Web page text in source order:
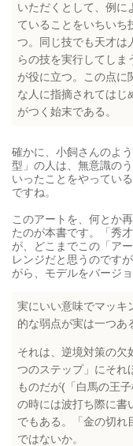
いただくとして、例に
ていることをいちいち
つ。同じ技でも天才は
らの技を実行してしま
が役に立つ。この点に
な人に指摘されてはじ
がつく始末である。
確かに、小飼さんのよ
型」の人は、無意識の
いったことをやってい
ですね。
このアートを、何とか
たのが本書です。「秀
が、どこまでこの「ア
レンジだと思うのです
がら、モデルをバージ
実にいい意味でマッキ
的な弱点が実は一つあ
それは、逆境対策の欠
つのステップ」にそれ
ものだが(「白馬の王
の時には波打ち際に書
でもある。「金の切れ
ではないか。